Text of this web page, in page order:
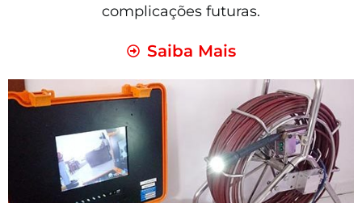
complicações futuras.
Saiba Mais